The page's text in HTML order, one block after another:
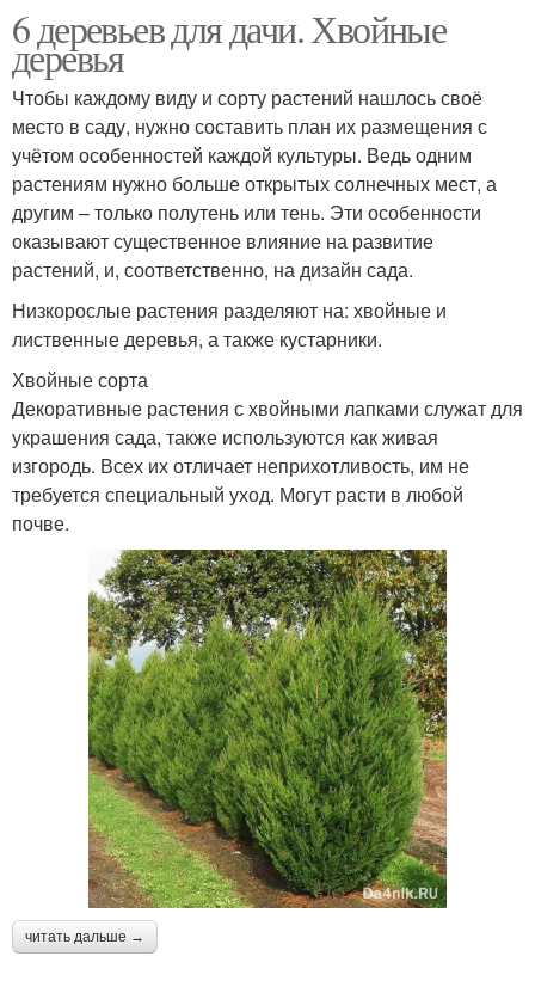
6 деревьев для дачи. Хвойные
деревья
Чтобы каждому виду и сорту растений нашлось своё
место в саду, нужно составить план их размещения с
учётом особенностей каждой культуры. Ведь одним
растениям нужно больше открытых солнечных мест, а
другим – только полутень или тень. Эти особенности
оказывают существенное влияние на развитие
растений, и, соответственно, на дизайн сада.
Низкорослые растения разделяют на: хвойные и
лиственные деревья, а также кустарники.
Хвойные сорта
Декоративные растения с хвойными лапками служат для
украшения сада, также используются как живая
изгородь. Всех их отличает неприхотливость, им не
требуется специальный уход. Могут расти в любой
почве.
читать дальше →